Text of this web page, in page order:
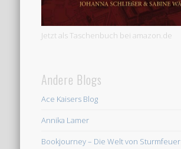
Jetzt als Taschenbuch bei amazon.de
Andere Blogs
Ace Kaisers Blog
Annika Lamer
Bookjourney – Die Welt von Sturmfeuer